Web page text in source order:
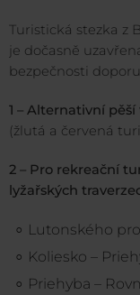
Turistická stezka z
je dočasně
bezpečnosti
1 – Alternativní
(žlutá a červená
2 – Pro rekreační
lyžařských
Lutonského
Koliesko –
Priehyba –